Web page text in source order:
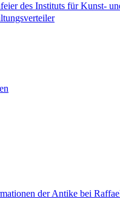
des Instituts für Kunst-
der Antike bei